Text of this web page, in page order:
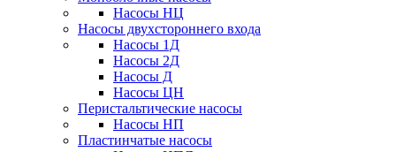
Насосы НЦ
Насосы двухстороннего входа
Насосы 1Д
Насосы 2Д
Насосы Д
Насосы ЦН
Перистальтические насосы
Насосы НП
Пластинчатые насосы